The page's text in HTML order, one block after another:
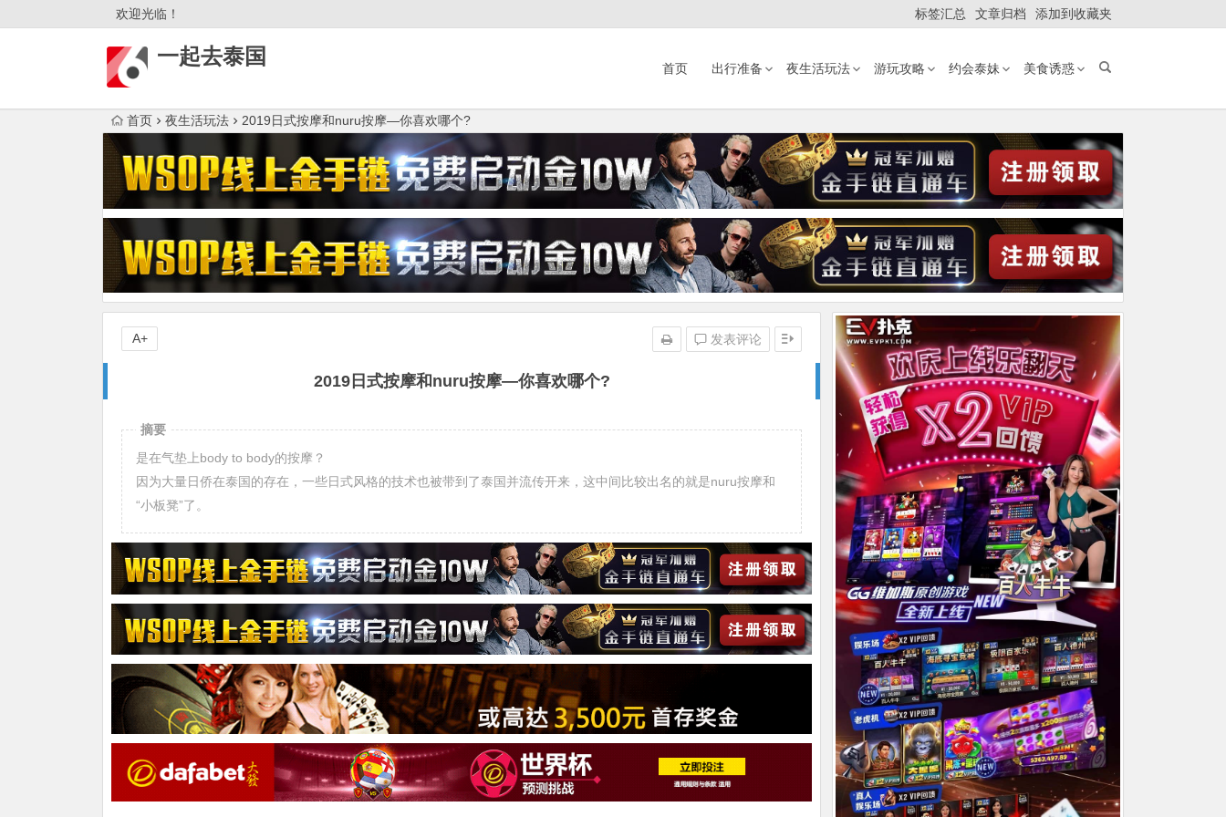
欢迎光临！ 标签汇总 文章归档 添加到收藏夹
一起去泰国 首页 出行准备 夜生活玩法 游玩攻略 约会泰妹 美食诱惑
首页 夜生活玩法 2019日式按摩和nuru按摩—你喜欢哪个?
2019日式按摩和nuru按摩—你喜欢哪个?
发表评论
A+
摘要
是在气垫上body to body的按摩？
因为大量日侨在泰国的存在，一些日式风格的技术也被带到了泰国并流传开来，这中间比较出名的就是nuru按摩和
“小板凳”了。